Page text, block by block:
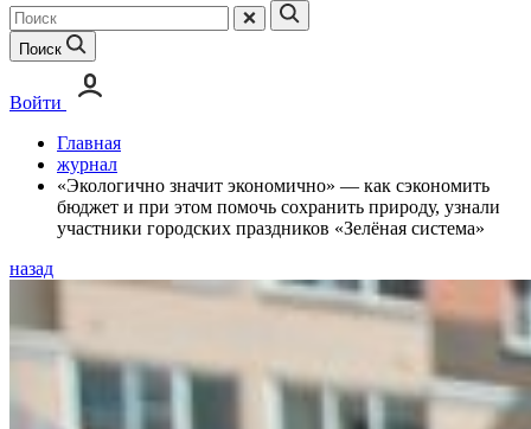
Поиск
Войти
Главная
журнал
«Экологично значит экономично» — как сэкономить
бюджет и при этом помочь сохранить природу, узнали
участники городских праздников «Зелёная система»
назад